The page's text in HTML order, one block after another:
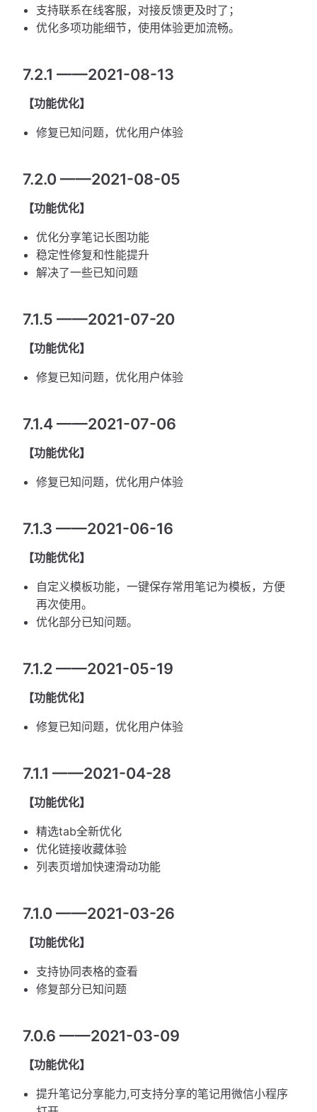
支持联系在线客服，对接反馈更及时了；
优化多项功能细节，使用体验更加流畅。
7.2.1 ——2021-08-13
【功能优化】
修复已知问题，优化用户体验
7.2.0 ——2021-08-05
【功能优化】
优化分享笔记长图功能
稳定性修复和性能提升
解决了一些已知问题
7.1.5 ——2021-07-20
【功能优化】
修复已知问题，优化用户体验
7.1.4 ——2021-07-06
【功能优化】
修复已知问题，优化用户体验
7.1.3 ——2021-06-16
【功能优化】
自定义模板功能，一键保存常用笔记为模板，方便
再次使用。
优化部分已知问题。
7.1.2 ——2021-05-19
【功能优化】
修复已知问题，优化用户体验
7.1.1 ——2021-04-28
【功能优化】
精选tab全新优化
优化链接收藏体验
列表页增加快速滑动功能
7.1.0 ——2021-03-26
【功能优化】
支持协同表格的查看
修复部分已知问题
7.0.6 ——2021-03-09
【功能优化】
提升笔记分享能力,可支持分享的笔记用微信小程序